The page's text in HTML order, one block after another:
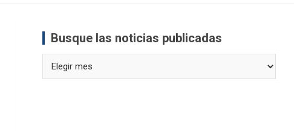
Busque las noticias publicadas
las